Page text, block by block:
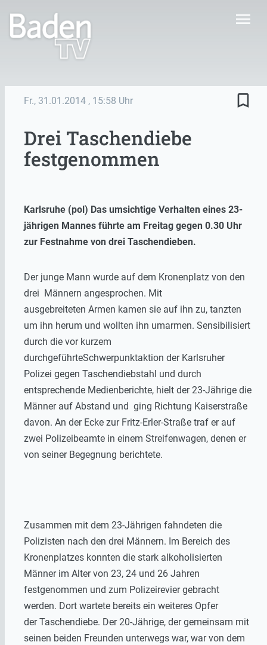
menu
Fr., 31.01.2014 , 15:58 Uhr bookmark_border
Drei Taschendiebe
festgenommen
Karlsruhe (pol) Das umsichtige Verhalten eines 23-
jährigen Mannes führte am Freitag gegen 0.30 Uhr
zur Festnahme von drei Taschendieben.
Der junge Mann wurde auf dem Kronenplatz von den
drei Männern angesprochen. Mit
ausgebreiteten Armen kamen sie auf ihn zu, tanzten
um ihn herum und wollten ihn umarmen. Sensibilisiert
durch die vor kurzem
durchgeführteSchwerpunktaktion der Karlsruher
Polizei gegen Taschendiebstahl und durch
entsprechende Medienberichte, hielt der 23-Jährige die
Männer auf Abstand und ging Richtung Kaiserstraße
davon. An der Ecke zur Fritz-Erler-Straße traf er auf
zwei Polizeibeamte in einem Streifenwagen, denen er
von seiner Begegnung berichtete.
Zusammen mit dem 23-Jährigen fahndeten die
Polizisten nach den drei Männern. Im Bereich des
Kronenplatzes konnten die stark alkoholisierten
Männer im Alter von 23, 24 und 26 Jahren
festgenommen und zum Polizeirevier gebracht
werden. Dort wartete bereits ein weiteres Opfer
der Taschendiebe. Der 20-Jährige, der gemeinsam mit
seinen beiden Freunden unterwegs war, war von dem